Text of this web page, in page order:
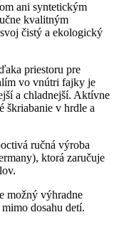
ani syntetickým
kvalitným
čistý a ekologický
priestoru pre
vo vnútri fajky je
a chladnejší. Aktívne
škriabanie v hrdle a
ručná výroba
ktorá zaručuje
možný výhradne
dosahu detí.